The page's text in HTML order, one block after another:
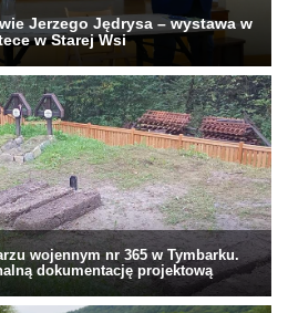
Jerzego Jędrysa – wystawa w
w Starej Wsi
wojennym nr 365 w Tymbarku.
dokumentację projektową